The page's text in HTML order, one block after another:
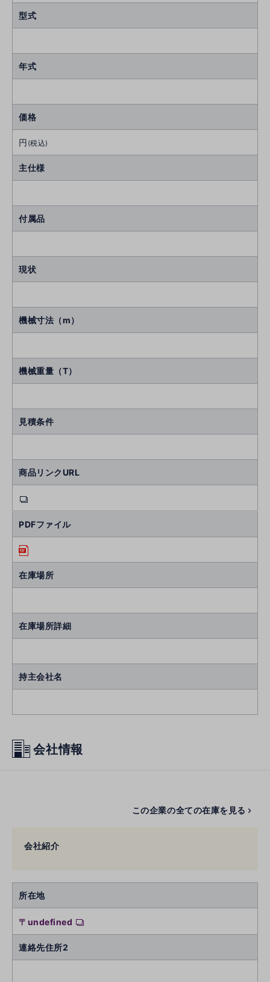
型式
年式
価格
円 (税込)
主仕様
付属品
現状
機械寸法（m）
機械重量（T）
見積条件
商品リンクURL
PDFファイル
在庫場所
在庫場所詳細
持主会社名
会社情報
この企業の全ての在庫を見る
会社紹介
所在地
〒undefined
連絡先住所2